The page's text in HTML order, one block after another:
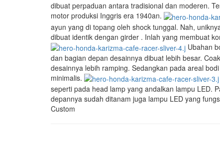
dibuat perpaduan antara tradisional dan moderen.
motor produksi Inggris era 1940an.
ayun yang di topang oleh shock tunggal. Nah,
dibuat identik dengan girder . Inlah yang membuat
Ubahan
dan bagian depan desainnya dibuat lebih besar.
desainnya lebih ramping. Sedangkan pada areal
minimalis.
seperti pada head lamp yang andalkan lampu LED.
depannya sudah ditanam juga lampu LED yang
Custom